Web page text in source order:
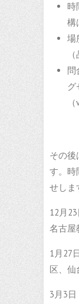
時
構
場
問
グ
その後
す。時
せしま
12月
名古屋
1月27
区、仙
3月3日